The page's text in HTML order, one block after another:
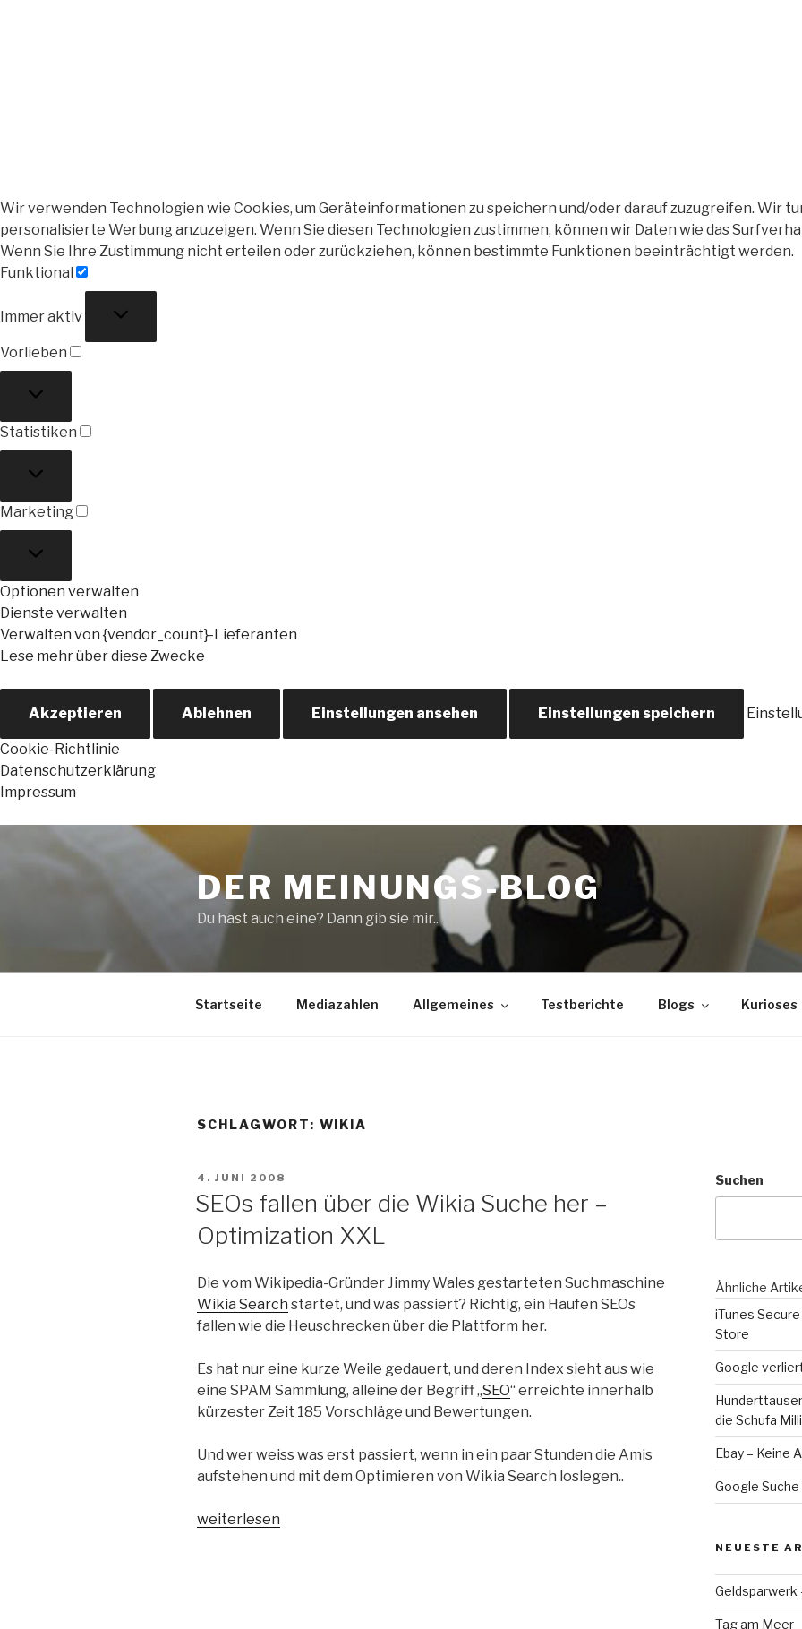
Wir verwenden Technologien wie Cookies, um Geräteinformationen zu speichern und/oder darauf zuzugreifen. Wir
personalisierte Werbung anzuzeigen. Wenn Sie diesen Technologien zustimmen, können wir Daten wie das
Wenn Sie Ihre Zustimmung nicht erteilen oder zurückziehen, können bestimmte Funktionen beeinträchtigt werden.
Funktional
Immer aktiv
Vorlieben
Statistiken
Marketing
Optionen verwalten
Dienste verwalten
Verwalten von {vendor_count}-Lieferanten
Lese mehr über diese Zwecke
Akzeptieren Ablehnen Einstellungen ansehen Einstellungen speichern
Cookie-Richtlinie
Datenschutzerklärung
Impressum
springen
DER MEINUNGS-BLOG
Du hast auch eine? Dann gib sie mir..
Startseite Mediazahlen Allgemeines Testberichte Blogs Kurioses
SCHLAGWORT: WIKIA
VERÖFFENTLICHT
4. JUNI 2008
SEOs fallen über die Wikia Suche her –
Optimization XXL
Die vom Wikipedia-Gründer Jimmy Wales gestarteten Suchmaschine
Wikia Search startet, und was passiert? Richtig, ein Haufen SEOs
fallen wie die Heuschrecken über die Plattform her.
Es hat nur eine kurze Weile gedauert, und deren Index sieht aus wie
eine SPAM Sammlung, alleine der Begriff „SEO“ erreichte innerhalb
kürzester Zeit 185 Vorschläge und Bewertungen.
Und wer weiss was erst passiert, wenn in ein paar Stunden die Amis
aufstehen und mit dem Optimieren von Wikia Search loslegen..
„SEOs
weiterlesen
Suchen
Ähnliche
iTunes
Store
Google
die Schufa
Ebay – Keine
Google
NEUESTE
Geldsparwerk
Tag am Meer